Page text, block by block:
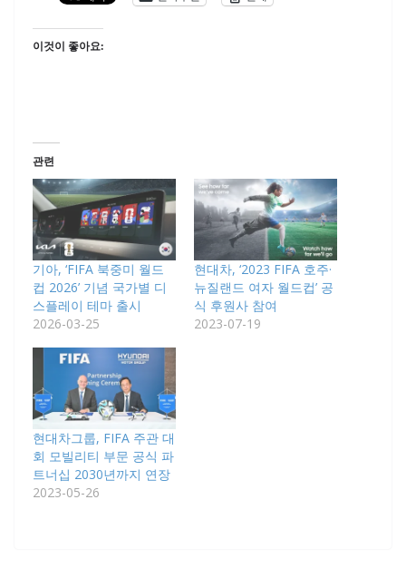
이것이 좋아요:
관련
기아, ‘FIFA 북중미 월드
컵 2026’ 기념 국가별 디
스플레이 테마 출시
2026-03-25
현대차, ‘2023 FIFA 호주·
뉴질랜드 여자 월드컵’ 공
식 후원사 참여
2023-07-19
현대차그룹, FIFA 주관 대
회 모빌리티 부문 공식 파
트너십 2030년까지 연장
2023-05-26